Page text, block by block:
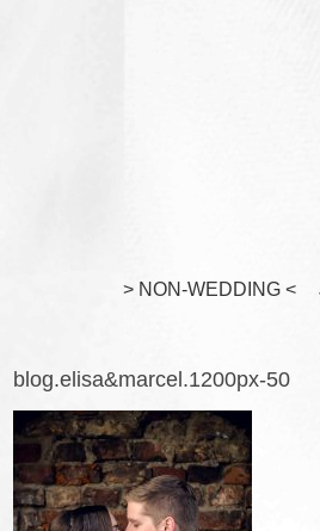
> NON-WEDDING <
blog.elisa&marcel.1200px-50